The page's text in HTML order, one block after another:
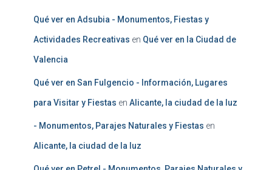
Qué ver en Adsubia - Monumentos, Fiestas y
Actividades Recreativas en Qué ver en la Ciudad de
Valencia
Qué ver en San Fulgencio - Información, Lugares
para Visitar y Fiestas en Alicante, la ciudad de la luz
- Monumentos, Parajes Naturales y Fiestas en
Alicante, la ciudad de la luz